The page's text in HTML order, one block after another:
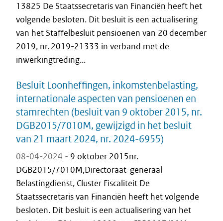
13825 De Staatssecretaris van Financiën heeft het
volgende besloten. Dit besluit is een actualisering
van het Staffelbesluit pensioenen van 20 december
2019, nr. 2019-21333 in verband met de
inwerkingtreding...
Besluit Loonheffingen, inkomstenbelasting,
internationale aspecten van pensioenen en
stamrechten (besluit van 9 oktober 2015, nr.
DGB2015/7010M, gewijzigd in het besluit
van 21 maart 2024, nr. 2024-6955)
08-04-2024 - 9 oktober 2015nr.
DGB2015/7010M,Directoraat-generaal
Belastingdienst, Cluster Fiscaliteit De
Staatssecretaris van Financiën heeft het volgende
besloten. Dit besluit is een actualisering van het